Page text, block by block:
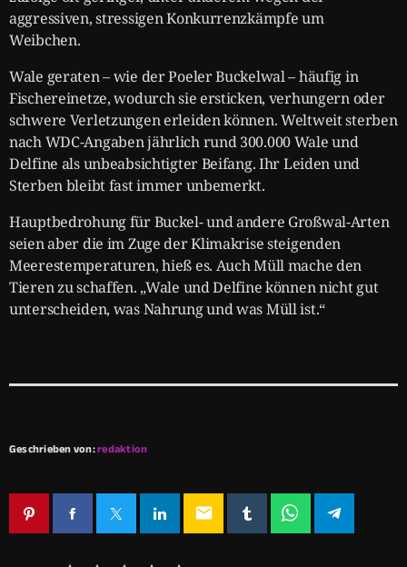
aggressiven, stressigen Konkurrenzkämpfe um
Weibchen.
Wale geraten – wie der Poeler Buckelwal – häufig in
Fischereinetze, wodurch sie ersticken, verhungern oder
schwere Verletzungen erleiden können. Weltweit sterben
nach WDC-Angaben jährlich rund 300.000 Wale und
Delfine als unbeabsichtigter Beifang. Ihr Leiden und
Sterben bleibt fast immer unbemerkt.
Hauptbedrohung für Buckel- und andere Großwal-Arten
seien aber die im Zuge der Klimakrise steigenden
Meerestemperaturen, hieß es. Auch Müll mache den
Tieren zu schaffen. „Wale und Delfine können nicht gut
unterscheiden, was Nahrung und was Müll ist.“
Geschrieben von:redaktion
email